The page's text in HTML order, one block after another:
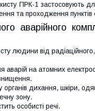
ПРК-1 застосовують
та проходження пунктів
аварійного
людини від радіаційного,
на атомних
дихання, шкіри,
зону.
особисті речі.